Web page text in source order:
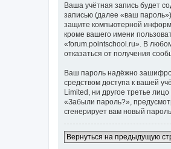
Ваша учётная запись будет
записью (далее «ваш
защите компьютерной
кроме вашего имени
«forum.pointschool.ru». В
отказаться от получения
Ваш пароль надёжно
средством доступа к вашей
Limited, ни другое третье
«Забыли пароль?»,
сгенерирует вам новый
Вернуться на предыдущую